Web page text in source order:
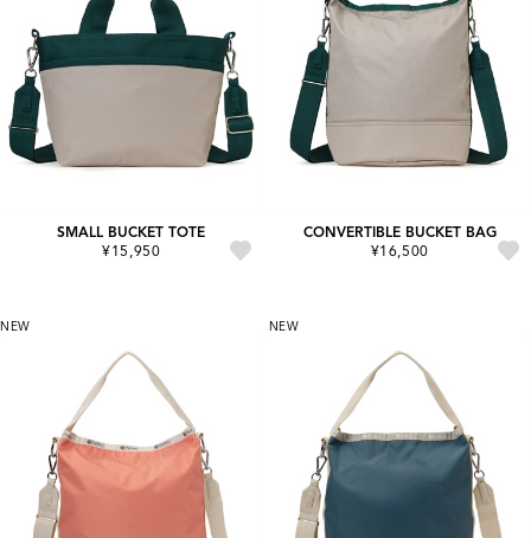
SMALL BUCKET TOTE
¥15,950
CONVERTIBLE BUCKET BAG
¥16,500
NEW NEW